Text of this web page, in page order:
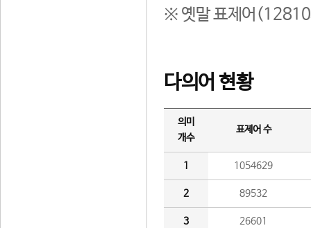
※ 옛말 표제어(12810
다의어 현황
의미
개수
표제어 수
1 1054629
2 89532
3 26601